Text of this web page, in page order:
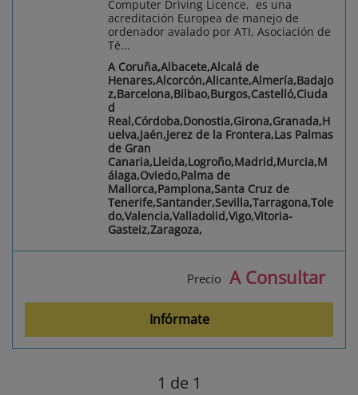
Computer Driving Licence, es una
acreditación Europea de manejo de
ordenador avalado por ATI, Asociación de
Té...
A Coruña,Albacete,Alcalá de
Henares,Alcorcón,Alicante,Almería,Badajo
z,Barcelona,Bilbao,Burgos,Castelló,Ciuda
d
Real,Córdoba,Donostia,Girona,Granada,H
uelva,Jaén,Jerez de la Frontera,Las Palmas
de Gran
Canaria,Lleida,Logroño,Madrid,Murcia,M
álaga,Oviedo,Palma de
Mallorca,Pamplona,Santa Cruz de
Tenerife,Santander,Sevilla,Tarragona,Tole
do,Valencia,Valladolid,Vigo,Vitoria-
Gasteiz,Zaragoza,
Precio A Consultar
Infórmate
1 de 1